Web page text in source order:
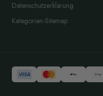
Datenschutzerklärung
Kategorien-Sitemap